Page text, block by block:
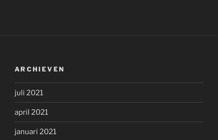
ARCHIEVEN
juli 2021
april 2021
januari 2021